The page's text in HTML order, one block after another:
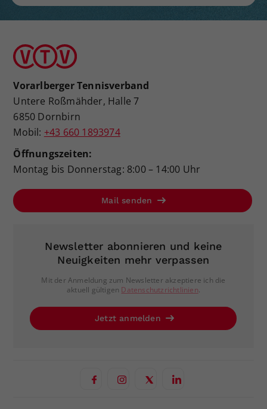
Vorarlberger Tennisverband
Untere Roßmähder, Halle 7
6850 Dornbirn
Mobil: +43 660 1893974
Öffnungszeiten:
Montag bis Donnerstag: 8:00 – 14:00 Uhr
Mail senden
Newsletter abonnieren und keine
Neuigkeiten mehr verpassen
Mit der Anmeldung zum Newsletter akzeptiere ich die
aktuell gültigen Datenschutzrichtlinien.
Jetzt anmelden